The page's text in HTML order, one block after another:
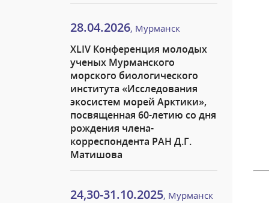
28.04.2026, Мурманск
XLIV Конференция молодых
ученых Мурманского
морского биологического
института «Исследования
экосистем морей Арктики»,
посвященная 60-летию со дня
рождения члена-
корреспондента РАН Д.Г.
Матишова
24,30-31.10.2025, Мурманск